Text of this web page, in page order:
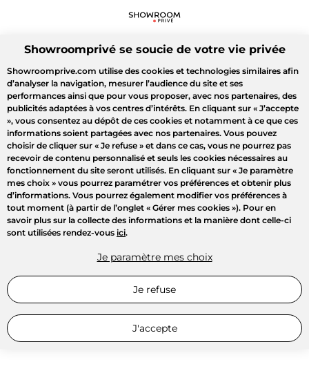
Showroomprivé se soucie de votre vie privée
Showroomprive.com utilise des cookies et technologies similaires afin
d’analyser la navigation, mesurer l’audience du site et ses
performances ainsi que pour vous proposer, avec nos partenaires, des
publicités adaptées à vos centres d’intérêts. En cliquant sur « J’accepte
», vous consentez au dépôt de ces cookies et notamment à ce que ces
informations soient partagées avec nos partenaires. Vous pouvez
choisir de cliquer sur « Je refuse » et dans ce cas, vous ne pourrez pas
recevoir de contenu personnalisé et seuls les cookies nécessaires au
fonctionnement du site seront utilisés. En cliquant sur « Je paramètre
mes choix » vous pourrez paramétrer vos préférences et obtenir plus
d’informations. Vous pourrez également modifier vos préférences à
tout moment (à partir de l’onglet « Gérer mes cookies »). Pour en
savoir plus sur la collecte des informations et la manière dont celle-ci
sont utilisées rendez-vous ici.
Je paramètre mes choix
Je refuse
J'accepte